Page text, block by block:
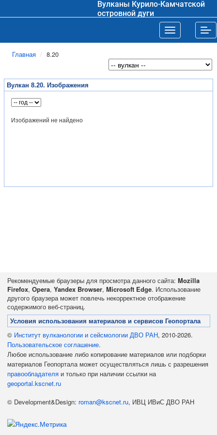
Вулканы Курило-Камчатской
островной дуги
Toggle
Главная 8.20
Вулкан 8.20. Изображения
Изображений не найдено
Рекомендуемые браузеры для просмотра данного сайта: Mozilla
Firefox, Opera, Yandex Browser, Microsoft Edge. Использование
другого браузера может повлечь некорректное отображение
содержимого веб-страниц.
Условия использования материалов и сервисов Геопортала
© Институт вулканологии и сейсмологии ДВО РАН, 2010-2026.
Пользовательское соглашение.
Любое использование либо копирование материалов или подборки
материалов Геопортала может осуществляться лишь с разрешения
правообладателя и только при наличии ссылки на
geoportal.kscnet.ru
© Development&Design: roman@kscnet.ru, ИВЦ ИВиС ДВО РАН